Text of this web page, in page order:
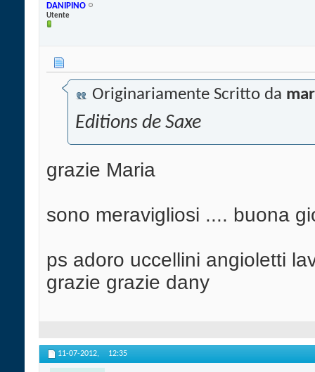
DANIPINO
Utente
Originariamente Scritto da
Editions de Saxe
grazie Maria
sono meravigliosi .... buona
ps adoro uccellini angioletti
grazie grazie dany
11-07-2012, 12:35